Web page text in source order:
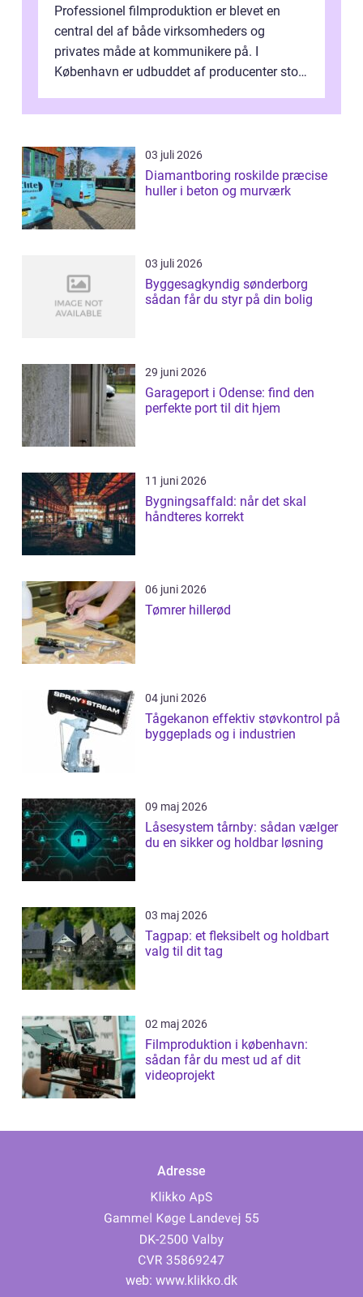
Professionel filmproduktion er blevet en
central del af både virksomheders og
privates måde at kommunikere på. I
København er udbuddet af producenter stort,
inti...
03 juli 2026
Diamantboring roskilde præcise
huller i beton og murværk
03 juli 2026
Byggesagkyndig sønderborg
sådan får du styr på din bolig
29 juni 2026
Garageport i Odense: find den
perfekte port til dit hjem
11 juni 2026
Bygningsaffald: når det skal
håndteres korrekt
06 juni 2026
Tømrer hillerød
04 juni 2026
Tågekanon effektiv støvkontrol på
byggeplads og i industrien
09 maj 2026
Låsesystem tårnby: sådan vælger
du en sikker og holdbar løsning
03 maj 2026
Tagpap: et fleksibelt og holdbart
valg til dit tag
02 maj 2026
Filmproduktion i københavn:
sådan får du mest ud af dit
videoprojekt
Adresse
web: www.klikko.dk